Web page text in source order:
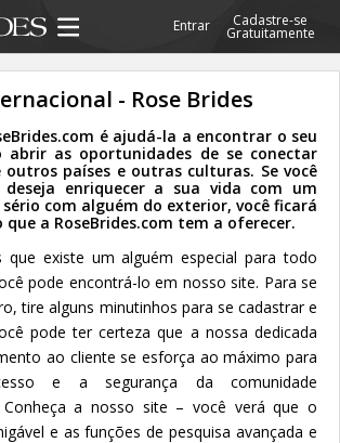
Entrar Cadastre-se
Gratuitamente
- Rose Brides
é ajudá-la a encontrar o seu
as oportunidades de se conectar
outros países e outras culturas. Se você
enriquecer a sua vida com um
com alguém do exterior, você ficará
a RoseBrides.com tem a oferecer.
que existe um alguém especial para todo
pode encontrá-lo em nosso site. Para se
tire alguns minutinhos para se cadastrar e
pode ter certeza que a nossa dedicada
ao cliente se esforça ao máximo para
e a segurança da comunidade
Conheça a nosso site – você verá que o
e as funções de pesquisa avançada e